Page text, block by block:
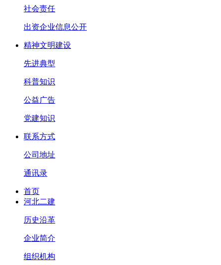
社会责任
出资企业信息公开
精神文明建设
先进典型
科普知识
公益广告
党建知识
联系方式
公司地址
通讯录
首页
河北二建
历史沿革
企业简介
组织机构